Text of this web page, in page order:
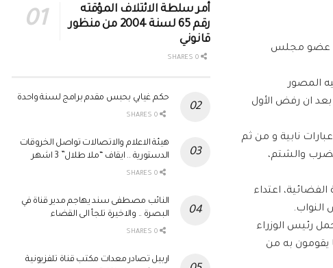
عضو مجلس
المصور
ان رفض الأول
نابية و من ثم
والشتم،
اعتداء
رئيس الوزراء
يقومون به من
أمر سلطة الائتلاف المؤقته
رقم 65 لسنة 2004 من منظور
قانوني
حكم غيابي بحبس مقدم برامج لسنة واحدة
هيئة الاعلام والاتصالات تواصل الخروقات
الدستورية .. ايقاف “ملا طلال” 3 اشهر
النائب مصطفى سند يهاجم مدير قناة في
البصرة .. والاخيرة تلجأ الى القضاء
اربيل تصادر معدات مكتب قناة تلفزيونية